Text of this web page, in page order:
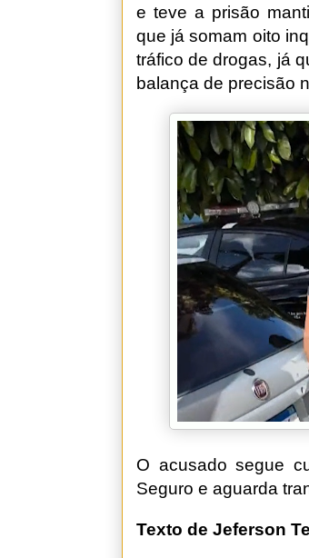
e teve a prisão
que já somam oito
tráfico de drogas, já
balança de precisão
O acusado segue
Seguro e aguarda
Texto de Jeferson